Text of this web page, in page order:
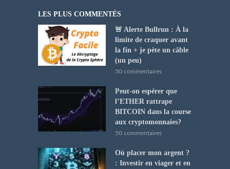
LES PLUS COMMENTÉS
🚨 Alerte Bullrun : À la
limite de craquer avant
la fin + je pète un câble
(un peu)
50 commentaires
Peut-on espérer que
l’ETHER rattrape
BITCOIN dans la course
aux cryptomonnaies?
50 commentaires
Où placer mon argent ?
: Investir en viager et en